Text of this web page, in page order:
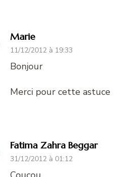
Marie
11/12/2012 à 19:33
Bonjour
Merci pour cette astuce
Fatima Zahra Beggar
31/12/2012 à 01:12